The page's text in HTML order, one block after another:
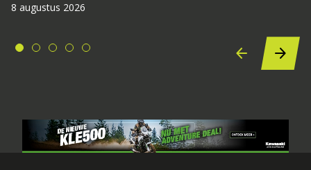
8 augustus 2026